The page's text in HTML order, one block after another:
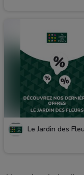
Le Jardin des